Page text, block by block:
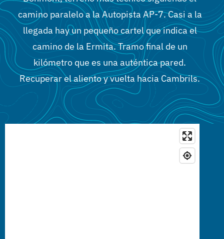
GRUPOS
camino paralelo a la Autopista AP-7. Casi a la
llegada hay un pequeño cartel que indica el
camino de la Ermita. Tramo final de un
kilómetro que es una auténtica pared.
Recuperar el aliento y vuelta hacia Cambrils.